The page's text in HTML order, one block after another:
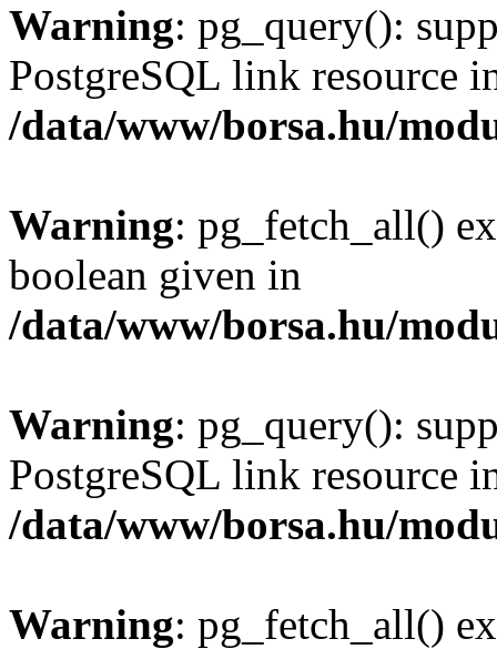
Warning: pg_query():
PostgreSQL link resource
/data/www/borsa.hu/
Warning: pg_fetch_all()
boolean given in
/data/www/borsa.hu/
Warning: pg_query():
PostgreSQL link resource
/data/www/borsa.hu/
Warning: pg_fetch_all()